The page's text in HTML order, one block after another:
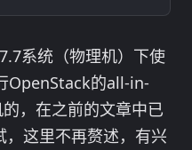
系统（物理机）下使
OpenStack的all-in-
，在之前的文章中已
这里不再赘述，有兴